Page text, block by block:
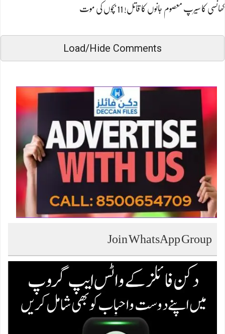
کھانسی کا سیرپ معصوم جانوں کا قاتل! 11 بچوں کی موت
Load/Hide Comments
Join WhatsApp Group